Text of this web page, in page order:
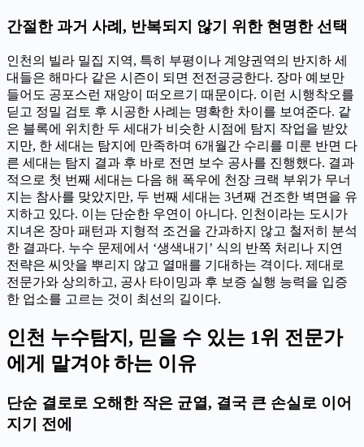
간절한 과거 사례, 반복되지 않기 위한 현명한 선택
인천의 빌라 밀집 지역, 특히 부평이나 계양권역의 반지하 세
대들은 해마다 같은 시즌이 되면 전전긍긍한다. 장마 예보만
들어도 공포스런 재앙이 떠오르기 때문이다. 이런 시행착오를
딛고 정밀 검토 후 시공한 사례는 명확한 차이를 보여준다. 같
은 블록에 위치한 두 세대가 비슷한 시점에 탐지 작업을 받았
지만, 한 세대는 탐지에 만족하며 6개월간 수리를 미룬 반면 다
른 세대는 탐지 결과 후 바로 전면 보수 공사를 진행했다. 결과
적으로 첫 번째 세대는 다음 해 폭우에 천장 크랙 부위가 무너
지는 참사를 맞았지만, 두 번째 세대는 3년째 건조한 벽면을 유
지하고 있다. 이는 단순한 우연이 아니다. 인천이라는 도시가
지녀온 장마 패턴과 지형적 조건을 간과하지 않고 철저히 분석
한 결과다. 누수 문제에서 ‘생색내기’ 식의 반쪽 처리나 지연
전략은 씨앗을 뿌리지 않고 열매를 기대하는 격이다. 제대로
전문가와 상의하고, 공사 타이밍과 후 보증 실행 능력을 입증
한 업소를 고르는 것이 최선의 길이다.
인천 누수탐지, 믿을 수 있는 1위 전문가
에게 맡겨야 하는 이유
단순 결로로 오해한 작은 균열, 결국 큰 손실로 이어
지기 전에